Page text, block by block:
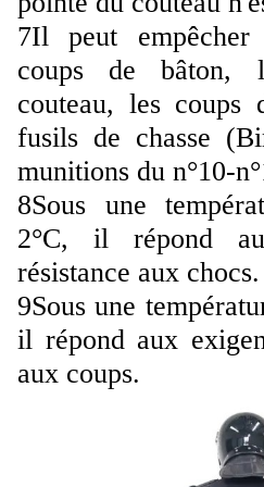
7Il peut empêcher
coups de bâton,
couteau, les coups
fusils de chasse
munitions du n°10-
8Sous une
2°C, il répond
résistance aux chocs.
9Sous une
il répond aux
aux coups.